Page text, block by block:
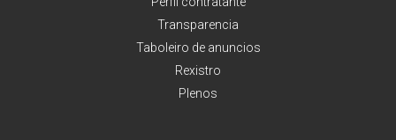
Transparencia
Taboleiro de anuncios
Rexistro
Plenos